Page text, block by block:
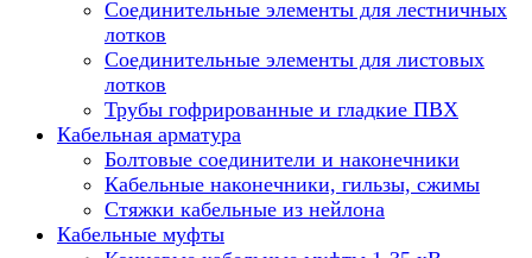
Соединительные элементы для лестничных
лотков
Соединительные элементы для листовых
лотков
Трубы гофрированные и гладкие ПВХ
Кабельная арматура
Болтовые соединители и наконечники
Кабельные наконечники, гильзы, сжимы
Стяжки кабельные из нейлона
Кабельные муфты